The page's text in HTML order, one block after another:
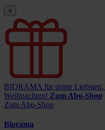
×
BIORAMA für deine Liebsten.
Weihnachten! Zum Abo-Shop
Zum Abo-Shop
Biorama